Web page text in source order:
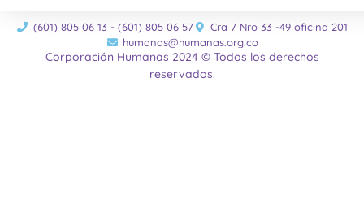
(601) 805 06 13 - (601) 805 06 57
Cra 7 Nro 33 -49 oficina 201
humanas@humanas.org.co
Corporación Humanas 2024 © Todos los derechos
reservados.